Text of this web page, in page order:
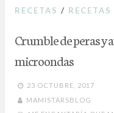
RECETAS / RECETAS
Crumble de peras y
microondas
23 OCTUBRE, 2017
MAMISTARSBLOG